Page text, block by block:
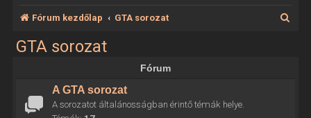
Fórum kezdőlap GTA sorozat
GTA sorozat
Fórum
A GTA sorozat
A sorozatot általánosságban érintő témák helye.